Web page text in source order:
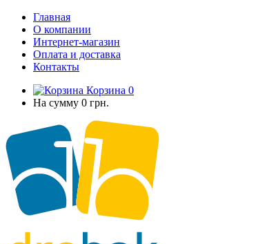
Главная
О компании
Интернет-магазин
Оплата и доставка
Контакты
Корзина 0
На сумму 0 грн.